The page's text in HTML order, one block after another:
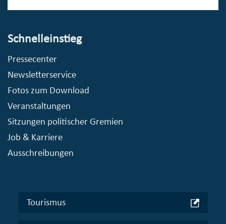
Schnelleinstieg
Pressecenter
Newsletterservice
Fotos zum Download
Veranstaltungen
Sitzungen politischer Gremien
Job & Karriere
Ausschreibungen
Tourismus